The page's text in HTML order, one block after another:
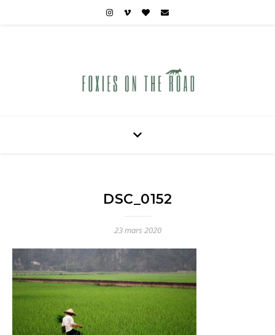
DSC_0152
23 mars 2020